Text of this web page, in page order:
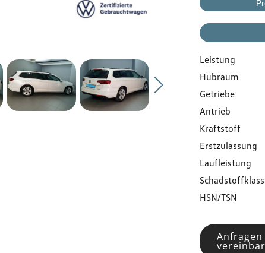
Über uns
Leistung
Hubraum
Getriebe
Antrieb
Kraftstoff
Erstzulassung
Laufleistung
HSN/TSN